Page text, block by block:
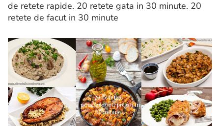
de retete rapide. 20 retete gata in 30 minute. 20
retete de facut in 30 minute